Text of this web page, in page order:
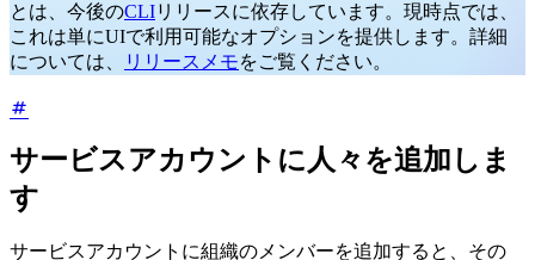
とは、今後のCLIリリースに依存しています。現時点では、
これは単にUIで利用可能なオプションを提供します。詳細
については、
リリースメモをご覧ください。
サービスアカウントに人々を追加しま
す
サービスアカウントに組織のメンバーを追加すると、その